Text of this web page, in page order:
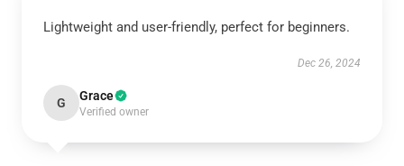
Lightweight and user-friendly, perfect for beginners.
Dec 26, 2024
G Grace
Verified owner